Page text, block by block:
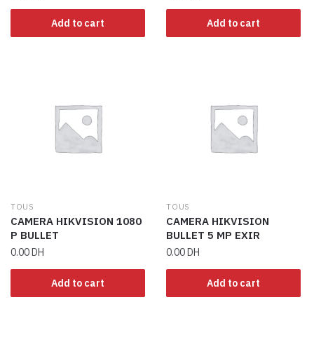
Add to cart Add to cart
TOUS
CAMERA HIKVISION 1080
P BULLET
0.00DH
Add to cart
TOUS
CAMERA HIKVISION
BULLET 5 MP EXIR
0.00DH
Add to cart